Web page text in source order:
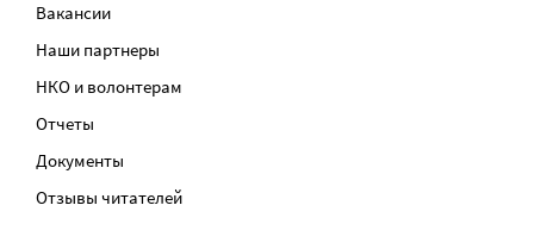
Вакансии
Наши партнеры
НКО и волонтерам
Отчеты
Документы
Отзывы читателей